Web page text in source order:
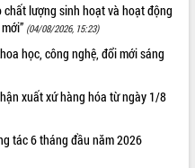
lượng sinh hoạt và hoạt động
(04/08/2026, 15:23)
học, công nghệ, đổi mới sáng
xuất xứ hàng hóa từ ngày 1/8
tác 6 tháng đầu năm 2026